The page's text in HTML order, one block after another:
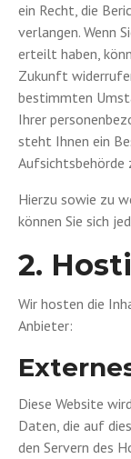
ein Recht, die
verlangen. Wenn
erteilt haben,
Zukunft
bestimmten
Ihrer
steht Ihnen ein
Aufsichtsbehörde
Hierzu sowie zu
können Sie sich
2.
Wir hosten die
Anbieter:
Diese Website
Daten, die auf
den Servern des